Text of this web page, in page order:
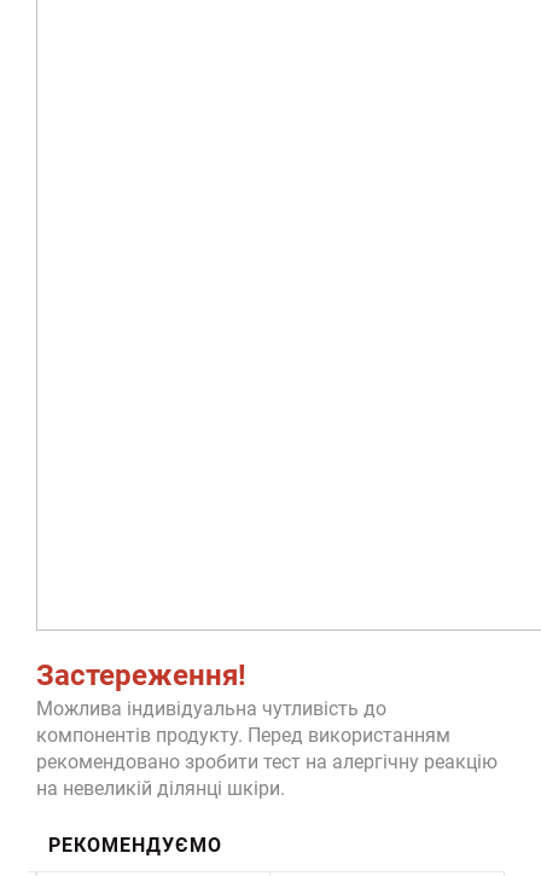
Застереження!
Можлива індивідуальна чутливість до
компонентів продукту. Перед використанням
рекомендовано зробити тест на алергічну реакцію
на невеликій ділянці шкіри.
РЕКОМЕНДУЄМО